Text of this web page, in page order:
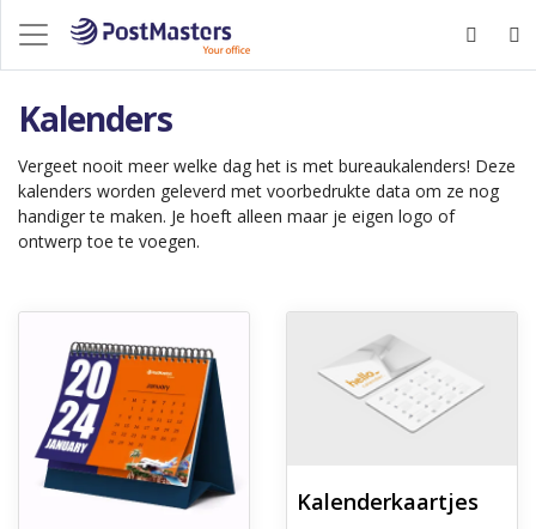
Kalenders
Vergeet nooit meer welke dag het is met bureaukalenders! Deze
kalenders worden geleverd met voorbedrukte data om ze nog
handiger te maken. Je hoeft alleen maar je eigen logo of
ontwerp toe te voegen.
Kalenderkaartjes